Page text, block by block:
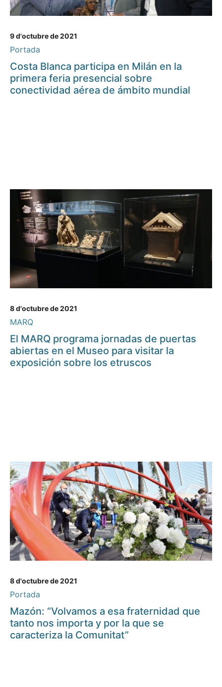
9 d'octubre de 2021
Portada
Costa Blanca participa en Milán en la
primera feria presencial sobre
conectividad aérea de ámbito mundial
8 d'octubre de 2021
MARQ
El MARQ programa jornadas de puertas
abiertas en el Museo para visitar la
exposición sobre los etruscos
8 d'octubre de 2021
Portada
Mazón: “Volvamos a esa fraternidad que
tanto nos importa y por la que se
caracteriza la Comunitat”